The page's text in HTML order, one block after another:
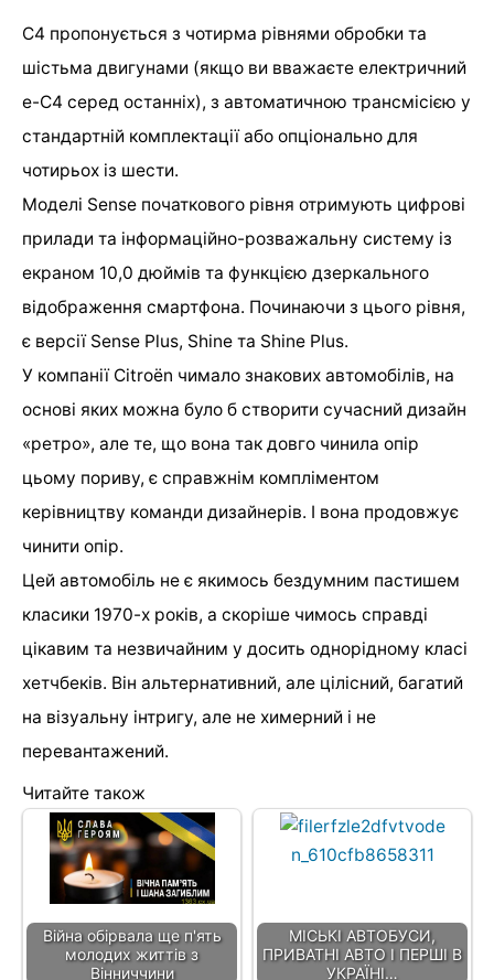
C4 пропонується з чотирма рівнями обробки та
шістьма двигунами (якщо ви вважаєте електричний
е-C4 серед останніх), з автоматичною трансмісією у
стандартній комплектації або опціонально для
чотирьох із шести.
Моделі Sense початкового рівня отримують цифрові
прилади та інформаційно-розважальну систему із
екраном 10,0 дюймів та функцією дзеркального
відображення смартфона. Починаючи з цього рівня,
є версії Sense Plus, Shine та Shine Plus.
У компанії Citroën чимало знакових автомобілів, на
основі яких можна було б створити сучасний дизайн
«ретро», але те, що вона так довго чинила опір
цьому пориву, є справжнім компліментом
керівництву команди дизайнерів. І вона продовжує
чинити опір.
Цей автомобіль не є якимось бездумним пастишем
класики 1970-х років, а скоріше чимось справді
цікавим та незвичайним у досить однорідному класі
хетчбеків. Він альтернативний, але цілісний, багатий
на візуальну інтригу, але не химерний і не
перевантажений.
Читайте також
Війна обірвала ще п'ять
молодих життів з
Вінниччини
МІСЬКІ АВТОБУСИ,
ПРИВАТНІ АВТО І ПЕРШІ В
УКРАЇНІ…